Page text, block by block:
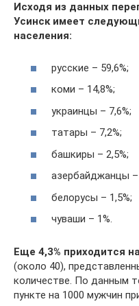
Исходя из данных
Усинск имеет
населения:
русские – 59,6%;
коми – 14,8%;
украинцы – 7,6%;
татары – 7,2%;
башкиры – 2,5%;
азербайджанцы –
белорусы – 1,5%;
чуваши – 1%.
Еще 4,3% приходится
(около 40),
количестве. По данным
пункте на 1000 мужчин